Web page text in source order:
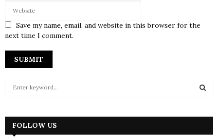
Save my name, email, and website in this browser for the
next time I comment.
h
FOLLOW US